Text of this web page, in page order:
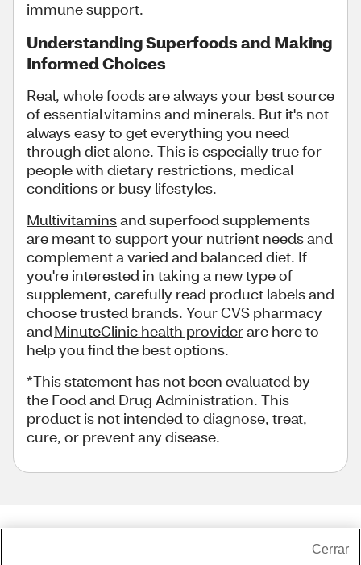
immune support.
Understanding Superfoods and Making
Informed Choices
Real, whole foods are always your best source
of essential vitamins and minerals. But it's not
always easy to get everything you need
through diet alone. This is especially true for
people with dietary restrictions, medical
conditions or busy lifestyles.
Multivitaminsand superfood supplements
are meant to support your nutrient needs and
complement a varied and balanced diet. If
you're interested in taking a new type of
supplement, carefully read product labels and
choose trusted brands. Your CVS pharmacy
andMinuteClinic health providerare here to
help you find the best options.
*This statement has not been evaluated by
the Food and Drug Administration. This
product is not intended to diagnose, treat,
cure, or prevent any disease.
Cerrar